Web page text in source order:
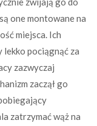
one montowane na
miejsca. Ich
pociągnąć za
zazwyczaj
zaczął go
zatrzymać wąż na